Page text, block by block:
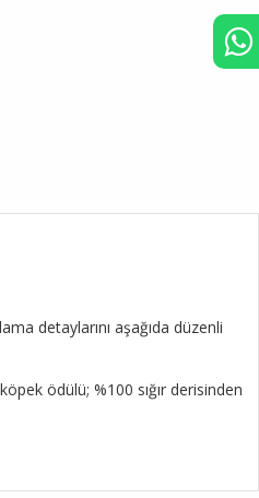
detaylarını aşağıda düzenli
ödülü; %100 sığır derisinden